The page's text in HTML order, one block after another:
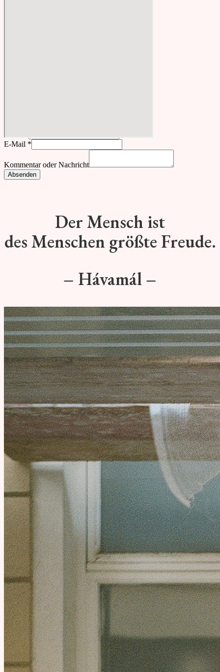
E-Mail *
Kommentar oder Nachricht
Absenden
Der Mensch ist
des Menschen größte Freude.
– Hávamál –